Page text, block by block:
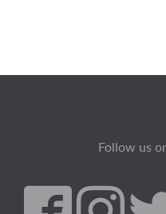
Follow us